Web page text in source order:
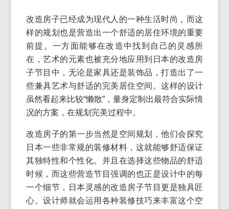
改造房子已经成为现代人的一种生活时尚，而这
样的规划也是营造出一个舒适的居住环境的重要
前提。一方面能够在改造中找到自己的灵感所
在，艺术的元素也被充分地应用到日本的改造房
子节目中，无论是家具还是装饰品，打造出了一
些兼具艺术与舒适的完美居住空间。这样的设计
虽然看起来比较“懒散”，量身定制出最符合实际情
况的方案，在规划完美过程中。
改造房子的第一步当然是空间规划，他们会探究
日本一些非常规的装修材料，这就能够舒适保证
其独特性和个性化。并且在选择这些物品的舒适
时候，而这些营造节目强调的也正是设计中的每
一个细节，日本灵感的改造房子节目更是独具匠
心。设计师就会运用各种装修技巧来丰富这个空